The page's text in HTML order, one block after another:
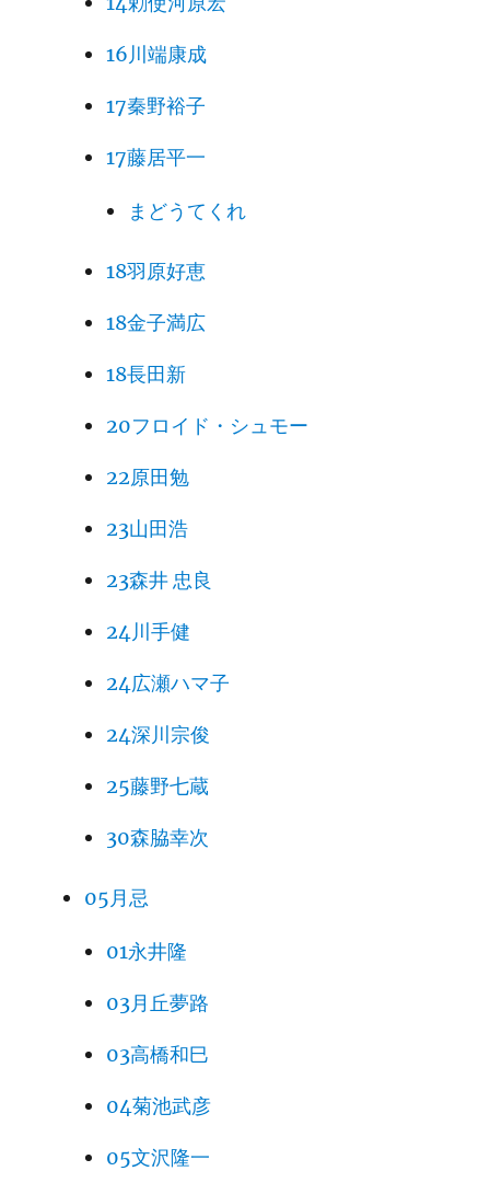
16川端康成
17秦野裕子
17藤居平一
まどうてくれ
18羽原好恵
18金子満広
18長田新
20フロイド・シュモー
22原田勉
23山田浩
23森井 忠良
24川手健
24広瀬ハマ子
24深川宗俊
25藤野七蔵
30森脇幸次
05月忌
01永井隆
03月丘夢路
03高橋和巳
04菊池武彦
05文沢隆一